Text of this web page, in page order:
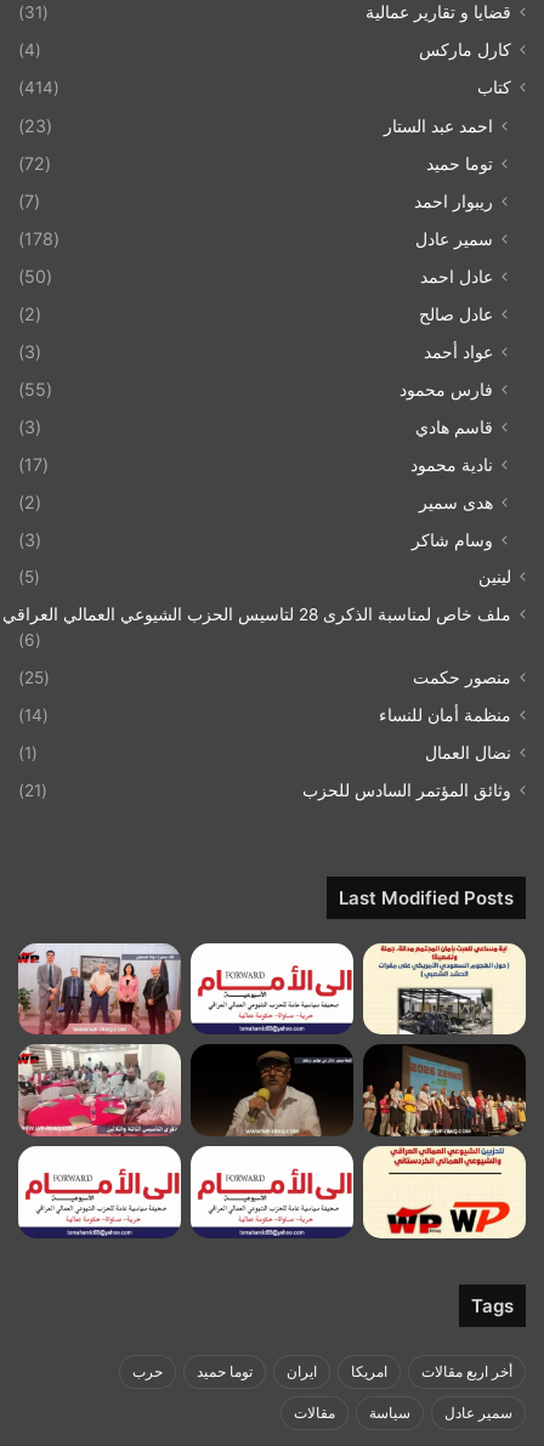
قضايا و تقارير عمالية
(31)
كارل ماركس
(4)
كتاب
(414)
احمد عبد الستار
(23)
توما حميد
(72)
ريبوار احمد
(7)
سمير عادل
(178)
عادل احمد
(50)
عادل صالح
(2)
عواد أحمد
(3)
فارس محمود
(55)
قاسم هادي
(3)
نادية محمود
(17)
هدى سمير
(2)
وسام شاكر
(3)
لينين
(5)
ملف خاص لمناسبة الذكرى 28 لتاسيس الحزب الشيوعي العمالي العراقي 1993/07/21
(6)
منصور حكمت
(25)
منظمة أمان للنساء
(14)
نضال العمال
(1)
وثائق المؤتمر السادس للحزب
(21)
Last Modified Posts
Tags
أخر اربع مقالات امريكا ايران توما حميد حرب
سمير عادل سياسة مقالات